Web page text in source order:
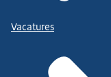
Vacatures